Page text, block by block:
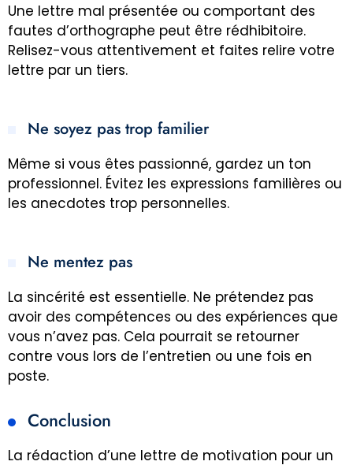
Une lettre mal présentée ou comportant des
fautes d’orthographe peut être rédhibitoire.
Relisez-vous attentivement et faites relire votre
lettre par un tiers.
Ne soyez pas trop familier
Même si vous êtes passionné, gardez un ton
professionnel. Évitez les expressions familières ou
les anecdotes trop personnelles.
Ne mentez pas
La sincérité est essentielle. Ne prétendez pas
avoir des compétences ou des expériences que
vous n’avez pas. Cela pourrait se retourner
contre vous lors de l’entretien ou une fois en
poste.
Conclusion
La rédaction d’une lettre de motivation pour un